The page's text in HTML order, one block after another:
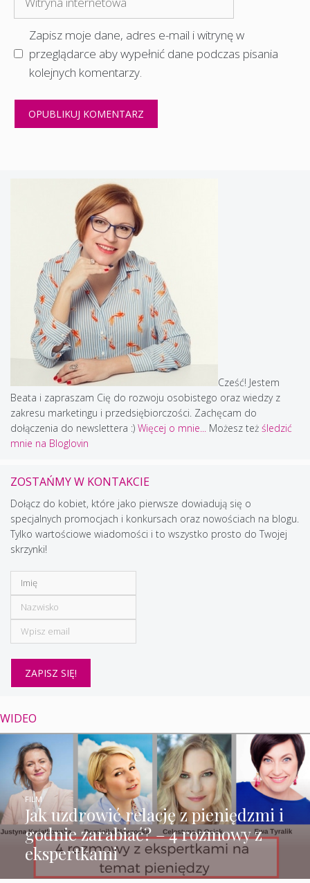
internetowa
Zapisz moje dane, adres e-mail i witrynę w
przeglądarce aby wypełnić dane podczas pisania
kolejnych komentarzy.
Cześć! Jestem
Beata i zapraszam Cię do rozwoju osobistego oraz wiedzy z
zakresu marketingu i przedsiębiorczości. Zachęcam do
dołączenia do newslettera :) Więcej o mnie... Możesz też śledzić
mnie na Bloglovin
ZOSTAŃMY W KONTAKCIE
Dołącz do kobiet, które jako pierwsze dowiadują się o
specjalnych promocjach i konkursach oraz nowościach na blogu.
Tylko wartościowe wiadomości i to wszystko prosto do Twojej
skrzynki!
WIDEO
Jak uzdrowić relację z pieniędzmi i
godnie zarabiać? – 4 rozmowy z
ekspertkami
FILM